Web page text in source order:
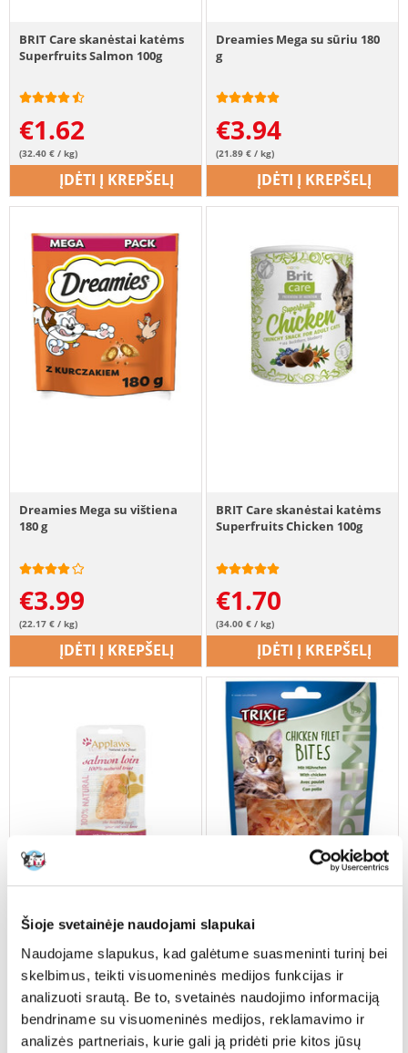
Šioje svetainėje naudojami slapukai
Naudojame slapukus, kad galėtume suasmeninti turinį bei
skelbimus, teikti visuomeninės medijos funkcijas ir
analizuoti srautą. Be to, svetainės naudojimo informaciją
bendriname su visuomeninės medijos, reklamavimo ir
analizės partneriais, kurie gali ją pridėti prie kitos jūsų
BRIT Care skanėstai katėms
Superfruits Salmon 100g
€1.62
(32.40 € / kg)
ĮDĖTI Į KREPŠELĮ
Dreamies Mega su sūriu 180
g
€3.94
(21.89 € / kg)
ĮDĖTI Į KREPŠELĮ
Dreamies Mega su vištiena
180 g
€3.99
(22.17 € / kg)
ĮDĖTI Į KREPŠELĮ
BRIT Care skanėstai katėms
Superfruits Chicken 100g
€1.70
(34.00 € / kg)
ĮDĖTI Į KREPŠELĮ
APPLAWS Lašišos nugarinė
savo padaže 30 g kačių
skanėstas
Trixie Filet Bits light
skanėstai 50 g